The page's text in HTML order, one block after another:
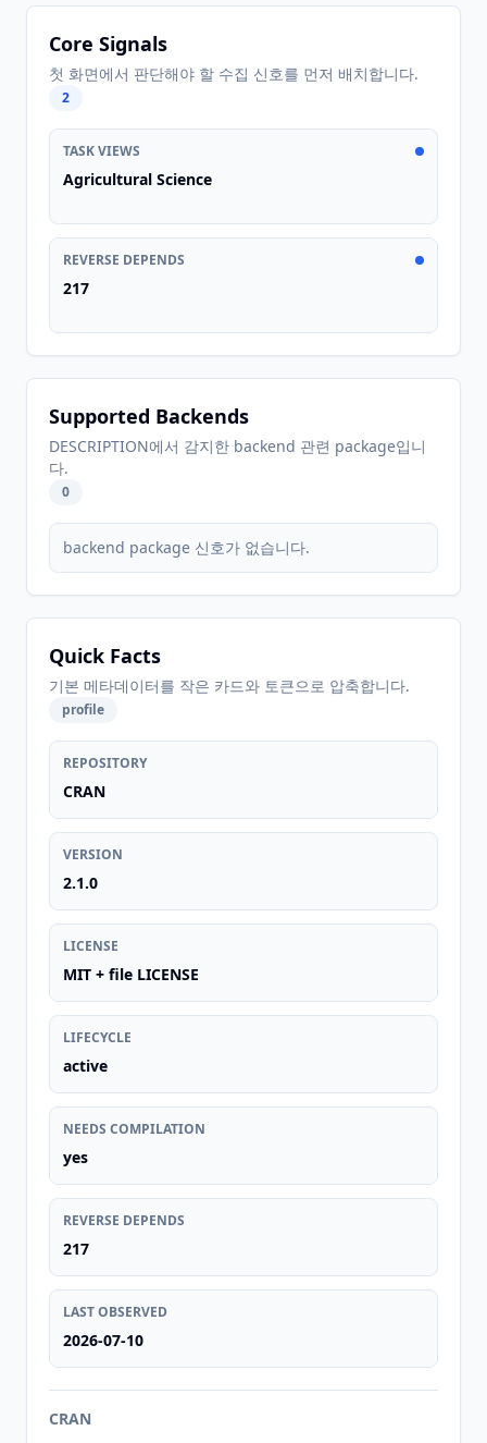
Core Signals
첫 화면에서 판단해야 할 수집 신호를 먼저 배치합니다.
2
TASK VIEWS
Agricultural Science
REVERSE DEPENDS
217
Supported Backends
DESCRIPTION에서 감지한 backend 관련 package입니
다.
0
backend package 신호가 없습니다.
Quick Facts
기본 메타데이터를 작은 카드와 토큰으로 압축합니다.
profile
REPOSITORY
CRAN
VERSION
2.1.0
LICENSE
MIT + file LICENSE
LIFECYCLE
active
NEEDS COMPILATION
yes
REVERSE DEPENDS
217
LAST OBSERVED
2026-07-10
CRAN